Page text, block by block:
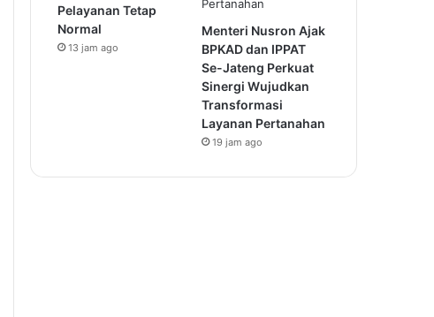
Pelayanan Tetap
Normal
13 jam ago
Menteri Nusron Ajak
BPKAD dan IPPAT
Se-Jateng Perkuat
Sinergi Wujudkan
Transformasi
Layanan Pertanahan
19 jam ago